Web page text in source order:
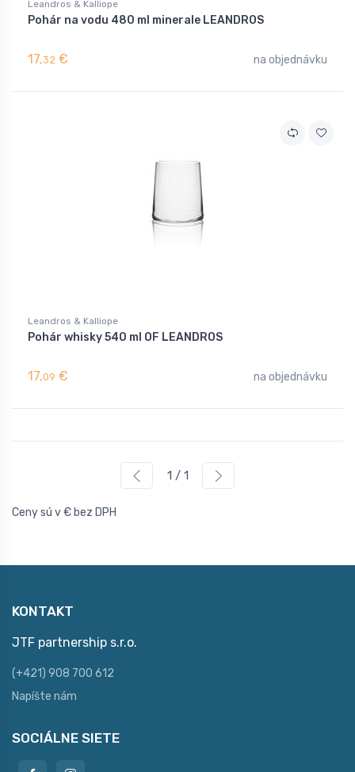
Leandros & Kalliope
Pohár na vodu 480 ml minerale LEANDROS
17,32 € na objednávku
Leandros & Kalliope
Pohár whisky 540 ml OF LEANDROS
17,09 € na objednávku
1 / 1
Ceny sú v € bez DPH
KONTAKT
JTF partnership s.r.o.
(+421) 908 700 612
Napíšte nám
SOCIÁLNE SIETE